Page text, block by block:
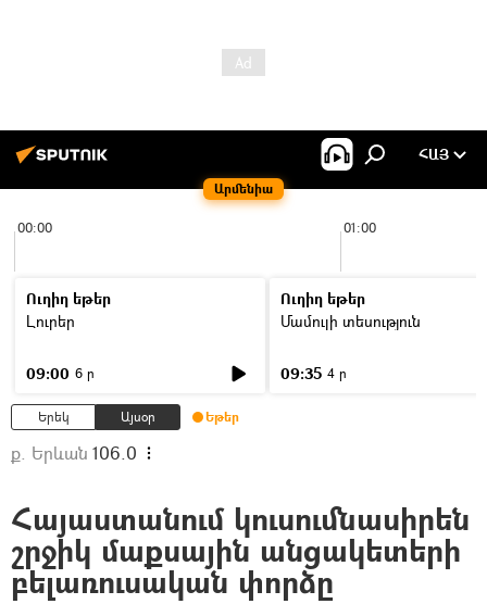
Արմենիա
ՀԱՅ
00:00 01:00
Ուղիղ եթեր
Լուրեր
09:00 6 ր
Ուղիղ եթեր
Մամուլի տեսություն
09:35 4 ր
Երեկ Այսօր Եթեր
ք. Երևան 106.0
Հայաստանում կուսումնասիրեն
շրջիկ մաքսային անցակետերի
բելառուսական փորձը